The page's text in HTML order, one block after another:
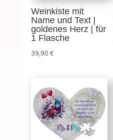
Weinkiste mit
Name und Text |
goldenes Herz | für
1 Flasche
39,90 €